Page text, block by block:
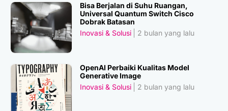
Bisa Berjalan di Suhu Ruangan,
Universal Quantum Switch Cisco
Dobrak Batasan
Inovasi & Solusi
2 bulan yang lalu
OpenAI Perbaiki Kualitas Model
Generative Image
Inovasi & Solusi
2 bulan yang lalu